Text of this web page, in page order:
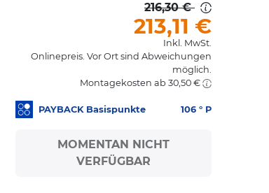
216,30 €
213,11 €
Inkl. MwSt.
Onlinepreis. Vor Ort sind Abweichungen
möglich.
Montagekosten ab 30,50 €
PAYBACK Basispunkte 106 ° P
MOMENTAN NICHT
VERFÜGBAR